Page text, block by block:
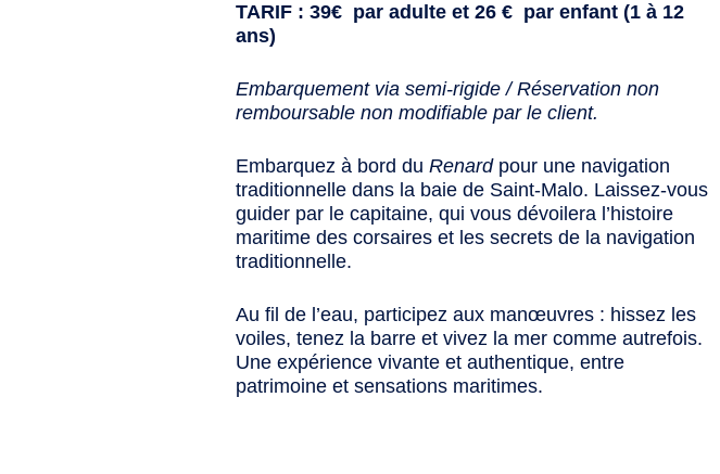
TARIF : 39€ par adulte et 26 € par enfant (1 à 12
ans)
Embarquement via semi-rigide / Réservation non
remboursable non modifiable par le client.
Embarquez à bord du Renardpour une navigation
traditionnelle dans la baie de Saint-Malo. Laissez-vous
guider par le capitaine, qui vous dévoilera l’histoire
maritime des corsaires et les secrets de la navigation
traditionnelle.
Au fil de l’eau, participez aux manœuvres : hissez les
voiles, tenez la barre et vivez la mer comme autrefois.
Une expérience vivante et authentique, entre
patrimoine et sensations maritimes.